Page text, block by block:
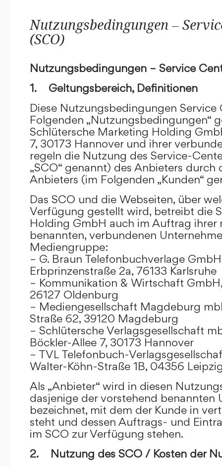
Nutzungsbedingungen –
(SCO)
Nutzungsbedingungen – Service
1. Geltungsbereich, Definitionen
Diese Nutzungsbedingungen Service
Folgenden „Nutzungsbedingungen“
Schlütersche Marketing Holding
7, 30173 Hannover und ihrer
regeln die Nutzung des Service-
„SCO“ genannt) des Anbieters durch
Anbieters (im Folgenden „Kunden“
Das SCO und die Webseiten, über
Verfügung gestellt wird, betreibt die
Holding GmbH auch im Auftrag ihrer
benannten, verbundenen
Mediengruppe:
– G. Braun Telefonbuchverlage GmbH
Erbprinzenstraße 2a, 76133 Karlsruhe
– Kommunikation & Wirtschaft
26127 Oldenburg
– Mediengesellschaft Magdeburg
Straße 62, 39120 Magdeburg
– Schlütersche Verlagsgesellschaft
Böckler-Allee 7, 30173 Hannover
– TVL Telefonbuch-
Walter-Köhn-Straße 1B, 04356
Als „Anbieter“ wird in diesen
dasjenige der vorstehend benannten
bezeichnet, mit dem der Kunde in
steht und dessen Auftrags- und
im SCO zur Verfügung stehen.
2. Nutzung des SCO / Kosten der